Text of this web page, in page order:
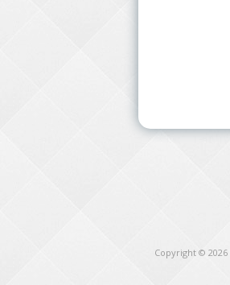
Copyright © 2026